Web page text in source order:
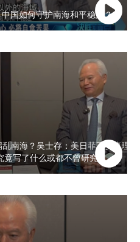
国如何守护南海和平稳定？
南海？吴士存：美日菲不要真理
竟写了什么或都不曾研究